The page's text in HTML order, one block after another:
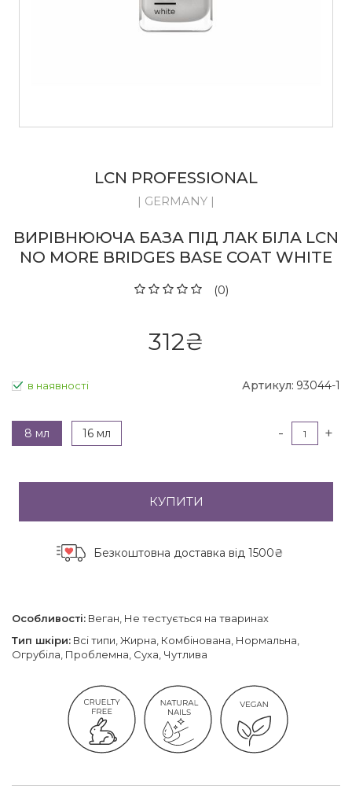
LCN PROFESSIONAL
| GERMANY |
ВИРІВНЮЮЧА БАЗА ПІД ЛАК БІЛА LCN
NO MORE BRIDGES BASE COAT WHITE
(0)
312₴
в наявності Артикул: 93044-1
8 мл 16 мл - +
КУПИТИ
Безкоштовна доставка від 1500₴
Особливості: Веган, Не тестується на тваринах
Тип шкіри: Всі типи, Жирна, Комбінована, Нормальна,
Огрубіла, Проблемна, Суха, Чутлива